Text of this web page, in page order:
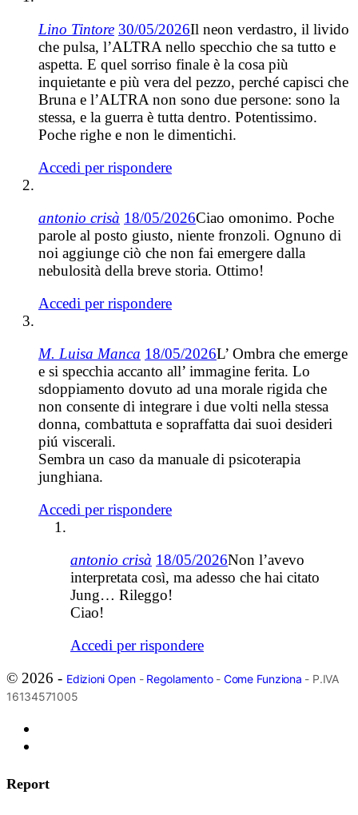
Lino Tintore 30/05/2026Il neon verdastro, il livido
che pulsa, l’ALTRA nello specchio che sa tutto e
aspetta. E quel sorriso finale è la cosa più
inquietante e più vera del pezzo, perché capisci che
Bruna e l’ALTRA non sono due persone: sono la
stessa, e la guerra è tutta dentro. Potentissimo.
Poche righe e non le dimentichi.
Accedi per rispondere
antonio crisà 18/05/2026Ciao omonimo. Poche
parole al posto giusto, niente fronzoli. Ognuno di
noi aggiunge ciò che non fai emergere dalla
nebulosità della breve storia. Ottimo!
Accedi per rispondere
M. Luisa Manca 18/05/2026L’ Ombra che emerge
e si specchia accanto all’ immagine ferita. Lo
sdoppiamento dovuto ad una morale rigida che
non consente di integrare i due volti nella stessa
donna, combattuta e sopraffatta dai suoi desideri
piú viscerali.
Sembra un caso da manuale di psicoterapia
junghiana.
Accedi per rispondere
antonio crisà 18/05/2026Non l’avevo
interpretata così, ma adesso che hai citato
Jung… Rileggo!
Ciao!
Accedi per rispondere
© 2026 - Edizioni Open- Regolamento- Come Funziona - P.IVA
16134571005
Report